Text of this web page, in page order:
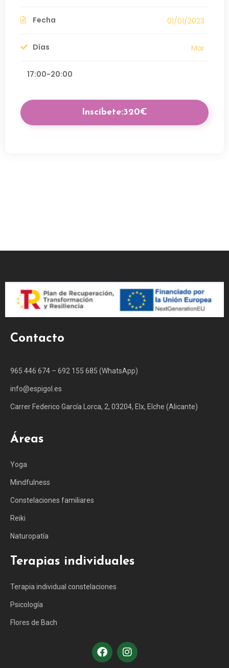
Fecha 01/01/2023
Días Mar
17:00-20:00
Inscíbete:320€
Contacto
965 446 674 – 692 155 685 (WhatsApp)
info@espigol.es
Carrer Federico García Lorca, 2, 03204, Elx, Elche (Alicante)
Áreas
Yoga
Mindfulness
Constelaciones familiares
Reiki
Naturopatía
Terapias individuales
Terapia individual constelaciones
Psicología
Flores de Bach